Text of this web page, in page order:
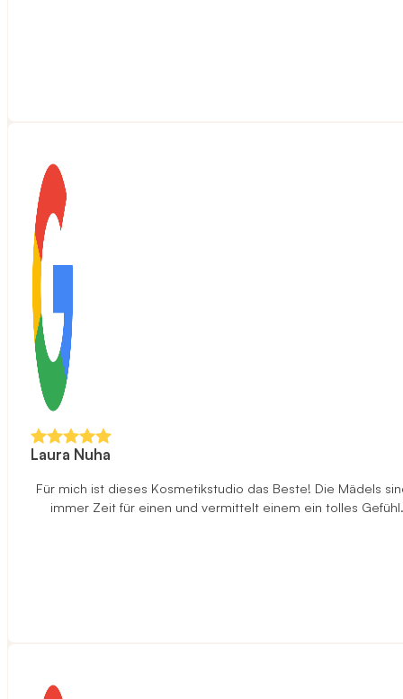
Laura Nuha
Für mich ist dieses Kosmetikstudio das Beste! Die Mädels
immer Zeit für einen und vermittelt einem ein tolles